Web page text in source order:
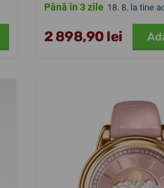
Până în 3 zile 18. 8. la tine
2 898,90 lei